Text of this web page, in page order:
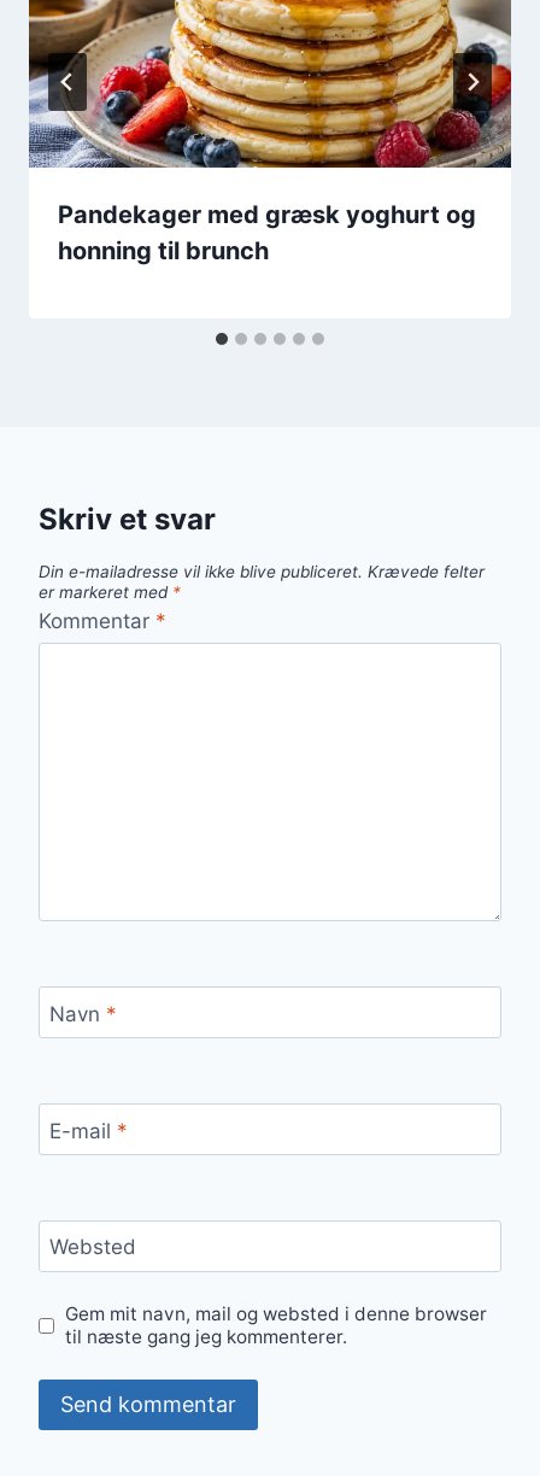
Pandekager med græsk yoghurt og
honning til brunch
Skriv et svar
Din e-mailadresse vil ikke blive publiceret. Krævede felter
er markeret med *
Kommentar *
Navn *
E-mail *
Websted
Gem mit navn, mail og websted i denne browser
til næste gang jeg kommenterer.